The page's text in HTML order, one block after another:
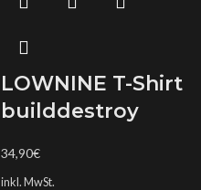
LOWNINE T-Shirt
builddestroy
34,90€
inkl. MwSt.